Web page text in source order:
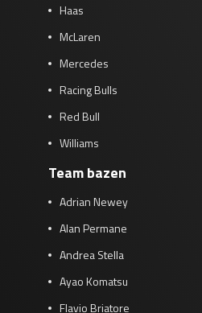
Haas
McLaren
Mercedes
Racing Bulls
Red Bull
Williams
Team bazen
Adrian Newey
Alan Permane
Andrea Stella
Ayao Komatsu
Flavio Briatore